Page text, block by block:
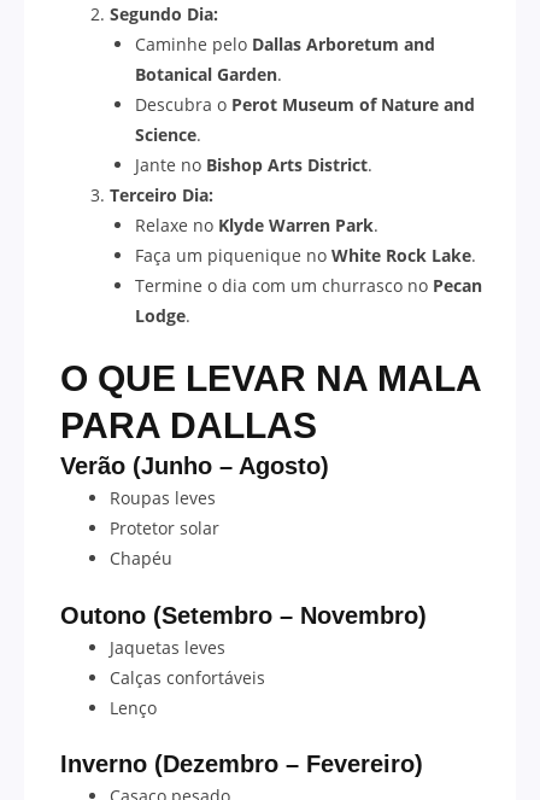
Segundo Dia:
Caminhe pelo Dallas Arboretum and
Botanical Garden.
Descubra o Perot Museum of Nature and
Science.
Jante no Bishop Arts District.
Terceiro Dia:
Relaxe no Klyde Warren Park.
Faça um piquenique no White Rock Lake.
Termine o dia com um churrasco no Pecan
Lodge.
O QUE LEVAR NA MALA
PARA DALLAS
Verão (Junho – Agosto)
Roupas leves
Protetor solar
Chapéu
Outono (Setembro – Novembro)
Jaquetas leves
Calças confortáveis
Lenço
Inverno (Dezembro – Fevereiro)